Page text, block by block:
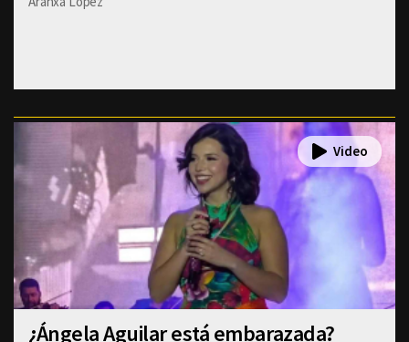
¿Ángela Aguilar está embarazada?